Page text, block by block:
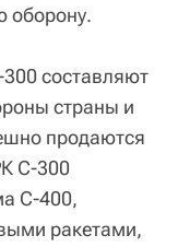
оборону.
составляют
страны и
продаются
С-300
С-400,
ракетами,